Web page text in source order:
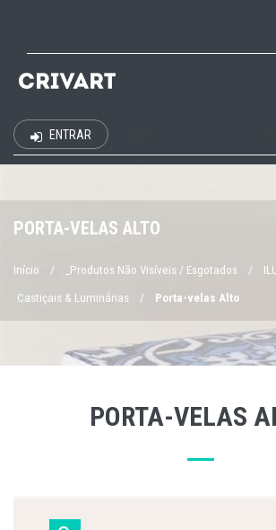
ENTRAR
PORTA-VELAS ALTO
Início / _Produtos Não Visíveis / Esgotados /
Castiçais & Luminárias / Porta-velas Alto
PORTA-VELAS